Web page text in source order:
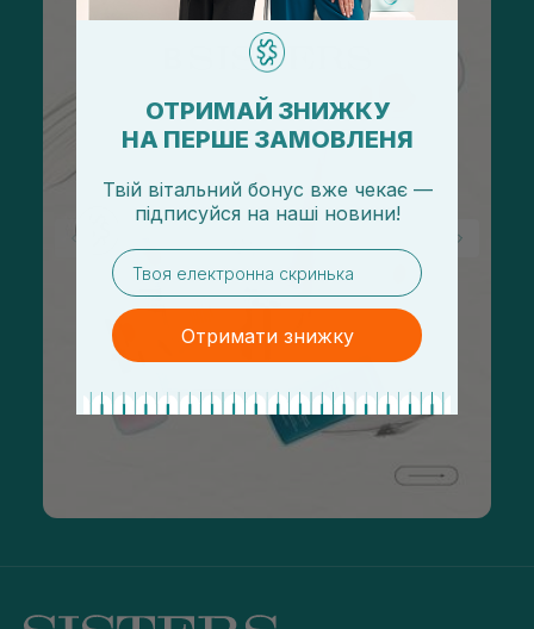
ОТРИМАЙ ЗНИЖКУ
НА ПЕРШЕ ЗАМОВЛЕНЯ
Твій вітальний бонус вже чекає —
підписуйся на наші новини!
email
Отримати знижку